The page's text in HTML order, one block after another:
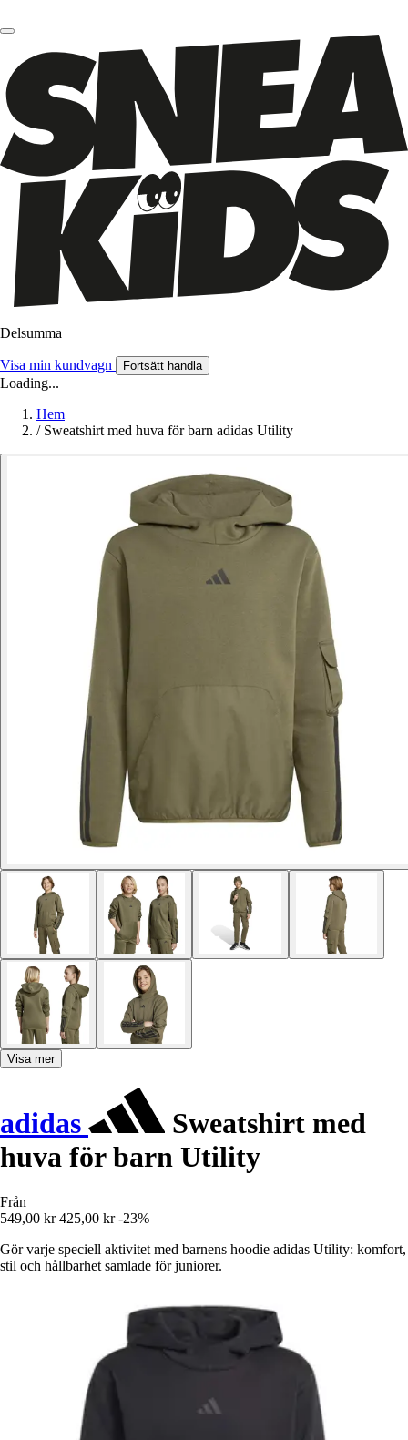
Delsumma
Visa min kundvagn Fortsätt handla
Loading...
Hem
/ Sweatshirt med huva för barn adidas Utility
Visa mer
adidas
Sweatshirt med
huva för barn Utility
Från
549,00 kr 425,00 kr -23%
Gör varje speciell aktivitet med barnens hoodie adidas Utility: komfort,
stil och hållbarhet samlade för juniorer.